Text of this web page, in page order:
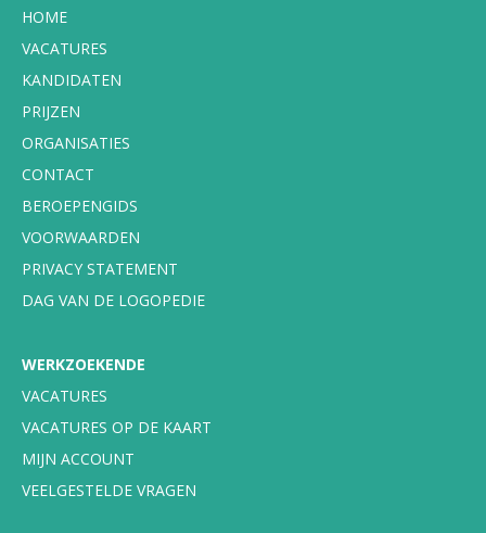
HOME
VACATURES
KANDIDATEN
PRIJZEN
ORGANISATIES
CONTACT
BEROEPENGIDS
VOORWAARDEN
PRIVACY STATEMENT
DAG VAN DE LOGOPEDIE
WERKZOEKENDE
VACATURES
VACATURES OP DE KAART
MIJN ACCOUNT
VEELGESTELDE VRAGEN